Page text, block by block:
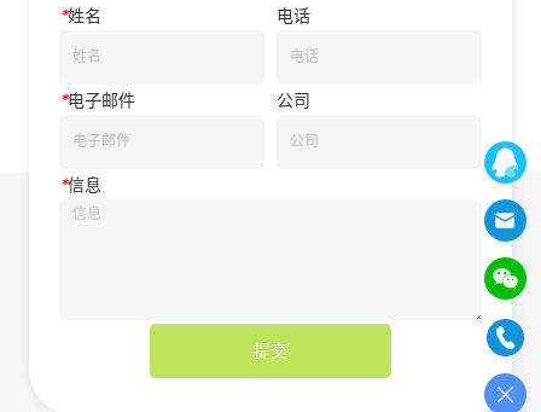
*姓名 电话
*电子邮件 公司
*信息
提交